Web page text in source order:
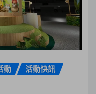
動
活動快訊